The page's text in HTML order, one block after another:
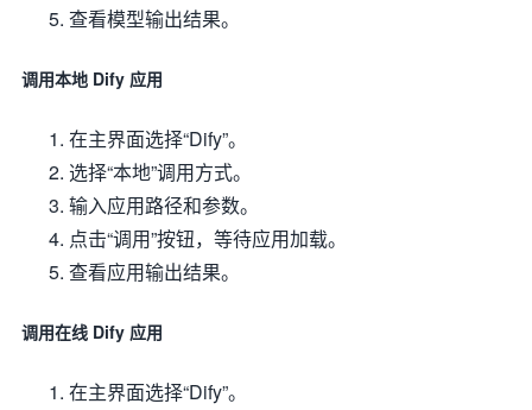
查看模型输出结果。
调用本地 Dify 应用
在主界面选择“Dify”。
选择“本地”调用方式。
输入应用路径和参数。
点击“调用”按钮，等待应用加载。
查看应用输出结果。
调用在线 Dify 应用
在主界面选择“Dify”。